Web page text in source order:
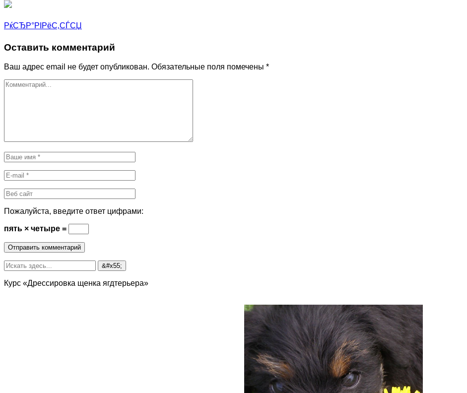
РќСЂР°РІРёС‚СЃСЏ
Оставить комментарий
Ваш адрес email не будет опубликован. Обязательные поля помечены *
Пожалуйста, введите ответ цифрами:
пять × четыре =
Курс «Дрессировка щенка ягдтерьера»